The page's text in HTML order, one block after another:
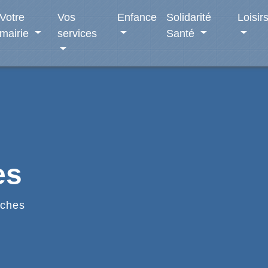
Votre
mairie
Vos
services
Enfance
Solidarité
Santé
Loisirs